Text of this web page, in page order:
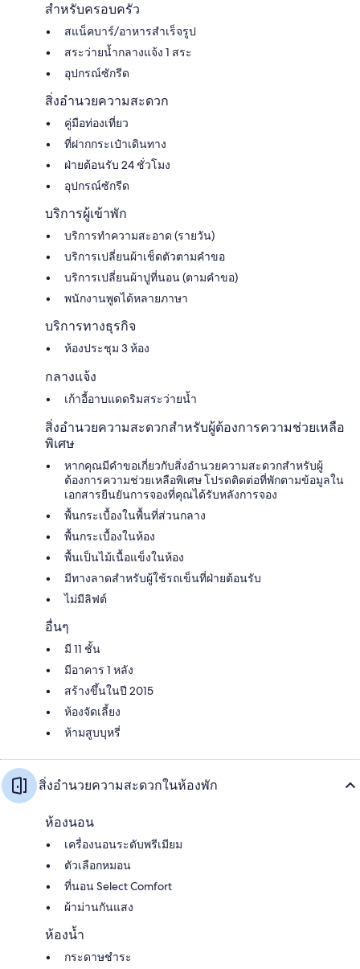
สำหรับครอบครัว
สแน็คบาร์/อาหารสำเร็จรูป
สระว่ายน้ำกลางแจ้ง 1 สระ
อุปกรณ์ซักรีด
สิ่งอำนวยความสะดวก
คู่มือท่องเที่ยว
ที่ฝากกระเป๋าเดินทาง
ฝ่ายต้อนรับ 24 ชั่วโมง
อุปกรณ์ซักรีด
บริการผู้เข้าพัก
บริการทำความสะอาด (รายวัน)
บริการเปลี่ยนผ้าเช็ดตัวตามคำขอ
บริการเปลี่ยนผ้าปูที่นอน (ตามคำขอ)
พนักงานพูดได้หลายภาษา
บริการทางธุรกิจ
ห้องประชุม 3 ห้อง
กลางแจ้ง
เก้าอี้อาบแดดริมสระว่ายน้ำ
สิ่งอำนวยความสะดวกสำหรับผู้ต้องการความช่วยเหลือ
พิเศษ
หากคุณมีคำขอเกี่ยวกับสิ่งอำนวยความสะดวกสำหรับผู้
ต้องการความช่วยเหลือพิเศษ โปรดติดต่อที่พักตามข้อมูลใน
เอกสารยืนยันการจองที่คุณได้รับหลังการจอง
พื้นกระเบื้องในพื้นที่ส่วนกลาง
พื้นกระเบื้องในห้อง
พื้นเป็นไม้เนื้อแข็งในห้อง
มีทางลาดสำหรับผู้ใช้รถเข็นที่ฝ่ายต้อนรับ
ไม่มีลิฟต์
อื่นๆ
มี 11 ชั้น
มีอาคาร 1 หลัง
สร้างขึ้นในปี 2015
ห้องจัดเลี้ยง
ห้ามสูบบุหรี่
สิ่งอำนวยความสะดวกในห้องพัก
ห้องนอน
เครื่องนอนระดับพรีเมียม
ตัวเลือกหมอน
ที่นอน Select Comfort
ผ้าม่านกันแสง
ห้องน้ำ
กระดาษชำระ